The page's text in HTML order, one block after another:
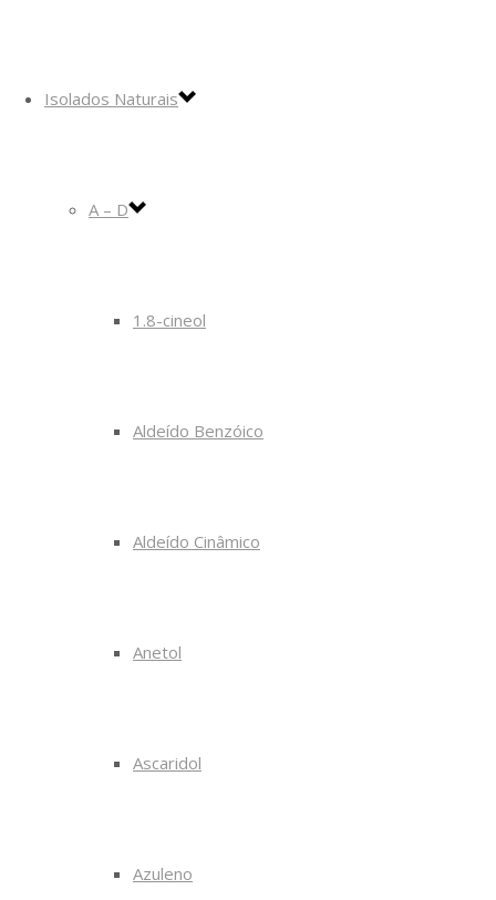
Isolados Naturais
A – D
1.8-cineol
Aldeído Benzóico
Aldeído Cinâmico
Anetol
Ascaridol
Azuleno